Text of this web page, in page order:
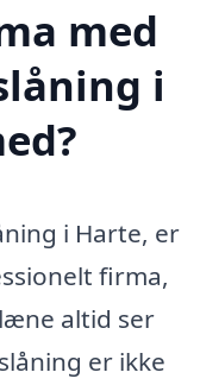
med
i
i Harte, er
firma,
altid ser
er ikke